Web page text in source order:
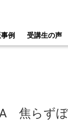
例 受講生の声
A 焦らず